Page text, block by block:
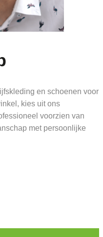
en schoenen voor
kies uit ons
voorzien van
met persoonlijke